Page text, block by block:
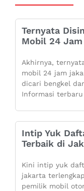
Ternyata
Mobil 24
Akhirnya,
mobil 24 jam
dicari bengkel
Informasi
Intip Yuk
Terbaik di
Kini intip yuk
jakarta
pemilik mobil